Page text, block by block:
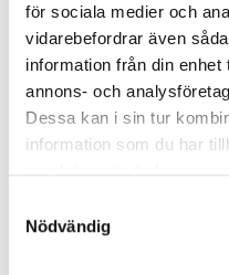
för sociala medier och
vidarebefordrar även
information från din
annons- och
Dessa kan i sin tur
information som du har
Nödvändig
NeoBurr TC 9903UF, 30
bladig, 10st